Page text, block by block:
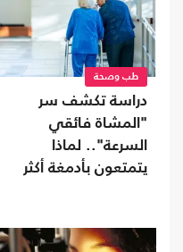
طب وصحة
دراسة تكشف سر
"المشاة فائقي
السرعة".. لماذا
يتمتعون بأدمغة أكثر